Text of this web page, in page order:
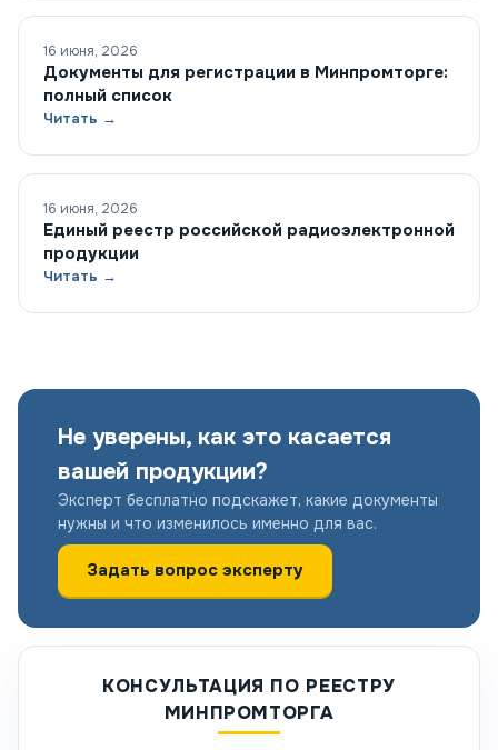
16 июня, 2026
Документы для регистрации в Минпромторге:
полный список
Читать →
16 июня, 2026
Единый реестр российской радиоэлектронной
продукции
Читать →
Не уверены, как это касается
вашей продукции?
Эксперт бесплатно подскажет, какие документы
нужны и что изменилось именно для вас.
Задать вопрос эксперту
КОНСУЛЬТАЦИЯ ПО РЕЕСТРУ
МИНПРОМТОРГА